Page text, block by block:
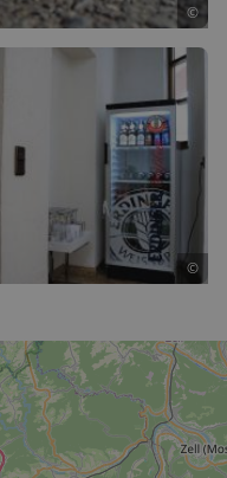
©
©